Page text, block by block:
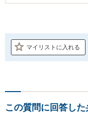
マイリストに入れる
この質問に回答した